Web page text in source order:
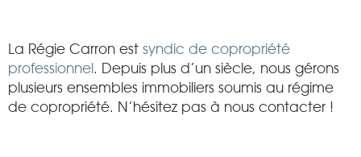
La Régie Carron est syndic de copropriété
professionnel . Depuis plus d’un siècle, nous gérons
plusieurs ensembles immobiliers soumis au régime
de copropriété. N’hésitez pas à nous contacter !